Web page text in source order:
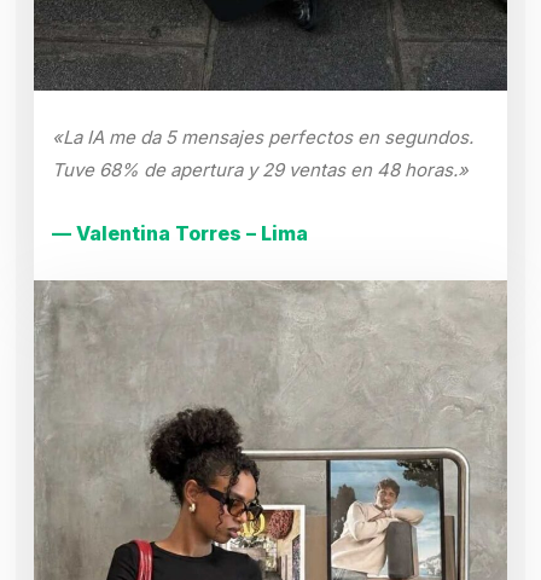
«La IA me da 5 mensajes perfectos en segundos.
Tuve 68% de apertura y 29 ventas en 48 horas.»
— Valentina Torres – Lima